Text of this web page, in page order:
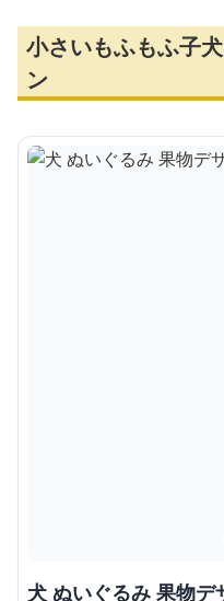
小さいもふもふ子
ン
犬 ぬいぐるみ 果物デ